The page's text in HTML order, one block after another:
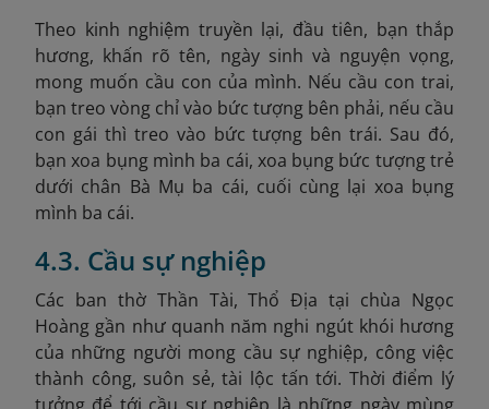
Theo kinh nghiệm truyền lại, đầu tiên, bạn thắp
hương, khấn rõ tên, ngày sinh và nguyện vọng,
mong muốn cầu con của mình. Nếu cầu con trai,
bạn treo vòng chỉ vào bức tượng bên phải, nếu cầu
con gái thì treo vào bức tượng bên trái. Sau đó,
bạn xoa bụng mình ba cái, xoa bụng bức tượng trẻ
dưới chân Bà Mụ ba cái, cuối cùng lại xoa bụng
mình ba cái.
4.3. Cầu sự nghiệp
Các ban thờ Thần Tài, Thổ Địa tại chùa Ngọc
Hoàng gần như quanh năm nghi ngút khói hương
của những người mong cầu sự nghiệp, công việc
thành công, suôn sẻ, tài lộc tấn tới. Thời điểm lý